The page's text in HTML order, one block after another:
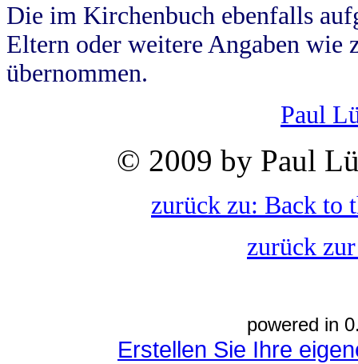
Die im Kirchenbuch ebenfalls
Eltern oder weitere Angaben wie
übernommen.
Paul
© 2009 by Paul
zurück zu: Back to
zurück
powered in
Erstellen Sie Ihre